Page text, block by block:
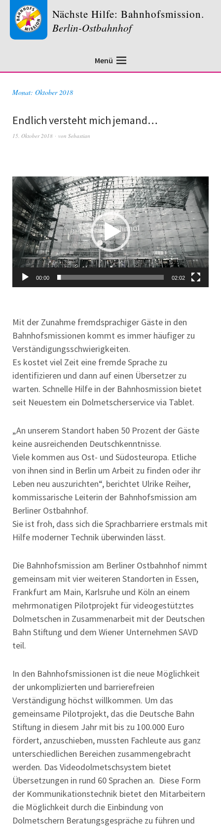
Nächste Hilfe: Bahnhofsmission.
Berlin-Ostbahnhof
Menü
Monat: Oktober 2018
Endlich versteht mich jemand…
15. Oktober 2018 von Sebastian
Video-
Player
00:00 02:02
Mit der Zunahme fremdsprachiger Gäste in den
Bahnhofsmissionen kommt es immer häufiger zu
Verständigungsschwierigkeiten.
Es kostet viel Zeit eine fremde Sprache zu
identifizieren und dann auf einen Übersetzer zu
warten. Schnelle Hilfe in der Bahnhosmission bietet
seit Neuestem ein Dolmetscherservice via Tablet.
„An unserem Standort haben 50 Prozent der Gäste
keine ausreichenden Deutschkenntnisse.
Viele kommen aus Ost- und Südosteuropa. Etliche
von ihnen sind in Berlin um Arbeit zu finden oder ihr
Leben neu auszurichten“, berichtet Ulrike Reiher,
kommissarische Leiterin der Bahnhofsmission am
Berliner Ostbahnhof.
Sie ist froh, dass sich die Sprachbarriere erstmals mit
Hilfe moderner Technik überwinden lässt.
Die Bahnhofsmission am Berliner Ostbahnhof nimmt
gemeinsam mit vier weiteren Standorten in Essen,
Frankfurt am Main, Karlsruhe und Köln an einem
mehrmonatigen Pilotprojekt für videogestütztes
Dolmetschen in Zusammenarbeit mit der Deutschen
Bahn Stiftung und dem Wiener Unternehmen SAVD
teil.
In den Bahnhofsmissionen ist die neue Möglichkeit
der unkomplizierten und barrierefreien
Verständigung höchst willkommen. Um das
gemeinsame Pilotprojekt, das die Deutsche Bahn
Stiftung in diesem Jahr mit bis zu 100.000 Euro
fördert, anzuschieben, mussten Fachleute aus ganz
unterschiedlichen Bereichen zusammengebracht
werden. Das Videodolmetschsystem bietet
Übersetzungen in rund 60 Sprachen an. Diese Form
der Kommunikationstechnik bietet den Mitarbeitern
die Möglichkeit durch die Einbindung von
Dolmetschern Beratungsgespräche zu führen und